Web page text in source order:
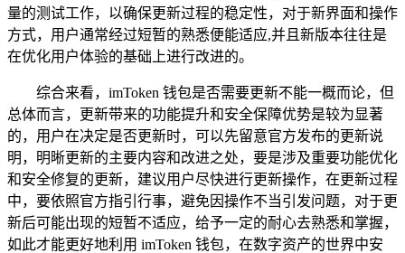
量的测试工作，以确保更新过程的稳定性，对于新界面和操作
方式，用户通常经过短暂的熟悉便能适应,并且新版本往往是
在优化用户体验的基础上进行改进的。
综合来看，imToken 钱包是否需要更新不能一概而论，但
总体而言，更新带来的功能提升和安全保障优势是较为显著
的，用户在决定是否更新时，可以先留意官方发布的更新说
明，明晰更新的主要内容和改进之处，要是涉及重要功能优化
和安全修复的更新，建议用户尽快进行更新操作，在更新过程
中，要依照官方指引行事，避免因操作不当引发问题，对于更
新后可能出现的短暂不适应，给予一定的耐心去熟悉和掌握，
如此才能更好地利用 imToken 钱包，在数字资产的世界中安